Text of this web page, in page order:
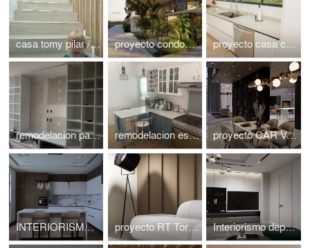
casa tomy pilar // buenos aires // atlantico arqs proyecto condominio playa del carmen // atlanticoarqs proyecto casa colombia // barranquilla // atlanticoarqs
remodelacion parques polanco // cdmx // atlanticoarqs remodelacion esmeralda // mexico // cdmx // atlanticoarqs proyecto CAR VALLE DE BRAVO // MEXICO// atlantico arqs
INTERIORISMO T+L PARQUES POLOANCO atlanticoarqs proyecto RT Torre Central Park , Bosque real // Mexico Interiorismo depart. le Park ,buenos aires atlanticoarqs